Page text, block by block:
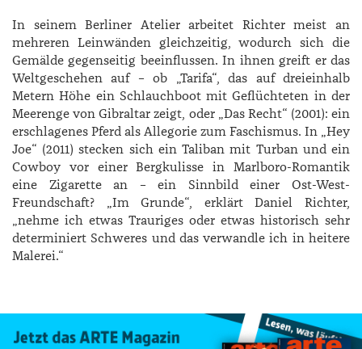
In seinem Berliner Atelier arbeitet Richter meist an
mehreren Leinwänden gleichzeitig, wodurch sich die
Gemälde gegenseitig beeinflussen. In ihnen greift er das
Weltgeschehen auf – ob „­Tarifa“, das auf dreieinhalb
Metern Höhe ein Schlauchboot mit Geflüchteten in der
Meerenge von Gibraltar zeigt, oder „Das Recht“ (2001): ein
erschlagenes Pferd als Allegorie zum Faschismus. In „Hey
Joe“ (2011) stecken sich ein Taliban mit Turban und ein
Cowboy vor einer Bergkulisse in Marlboro-Romantik
eine Zigarette an – ein Sinnbild einer Ost-West-
Freundschaft? „Im Grunde“, erklärt ­Daniel ­Richter,
„nehme ich etwas Trauriges oder etwas historisch sehr
determiniert Schweres und das verwandle ich in heitere
Malerei.“